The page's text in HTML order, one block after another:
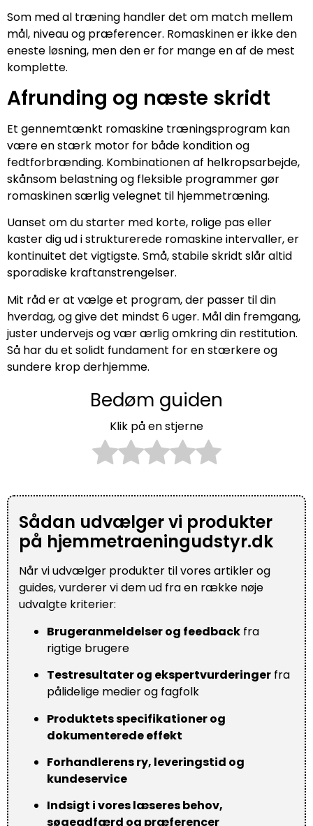
Som med al træning handler det om match mellem
mål, niveau og præferencer. Romaskinen er ikke den
eneste løsning, men den er for mange en af de mest
komplette.
Afrunding og næste skridt
Et gennemtænkt romaskine træningsprogram kan
være en stærk motor for både kondition og
fedtforbrænding. Kombinationen af helkropsarbejde,
skånsom belastning og fleksible programmer gør
romaskinen særlig velegnet til hjemmetræning.
Uanset om du starter med korte, rolige pas eller
kaster dig ud i strukturerede romaskine intervaller, er
kontinuitet det vigtigste. Små, stabile skridt slår altid
sporadiske kraftanstrengelser.
Mit råd er at vælge et program, der passer til din
hverdag, og give det mindst 6 uger. Mål din fremgang,
juster undervejs og vær ærlig omkring din restitution.
Så har du et solidt fundament for en stærkere og
sundere krop derhjemme.
Bedøm guiden
Klik på en stjerne
Sådan udvælger vi produkter
på hjemmetraeningudstyr.dk
Når vi udvælger produkter til vores artikler og
guides, vurderer vi dem ud fra en række nøje
udvalgte kriterier:
Brugeranmeldelser og feedback fra
rigtige brugere
Testresultater og ekspertvurderinger fra
pålidelige medier og fagfolk
Produktets specifikationer og
dokumenterede effekt
Forhandlerens ry, leveringstid og
kundeservice
Indsigt i vores læseres behov,
søgeadfærd og præferencer